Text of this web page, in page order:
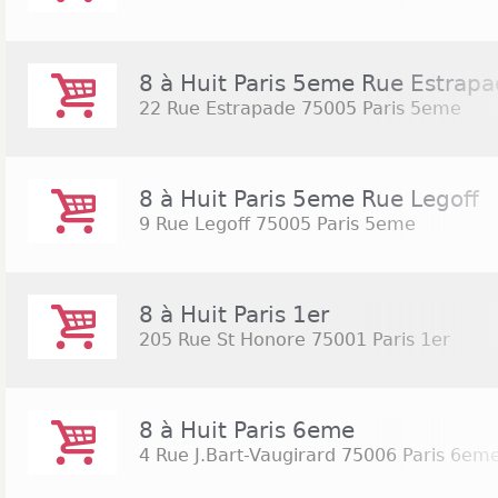
8 à Huit Paris 5eme Rue
22 Rue Estrapade 75005 Paris 5eme
8 à Huit Paris 5eme Rue Legoff
9 Rue Legoff75005 Paris 5eme
8 à Huit Paris 1er
205 Rue St Honore 75001 Paris 1er
8 à Huit Paris 6eme
4 Rue J.Bart-Vaugirard 75006 Paris